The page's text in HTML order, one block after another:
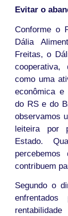
Evitar o
Conforme o
Dália
Freitas, o
cooperativa,
como uma
econômica e
do RS e do
observamos
leiteira por
Estado.
contribuem
Segundo o